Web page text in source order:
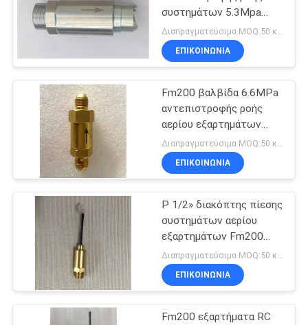
PRIVACY
POLICY
κουζίνα
Καθαρό σύστημα
καταστολής
πυρκαγιάς
πρακτόρων
5
Σύστημα
καταστολής
πυρκαγιάς του CO2
19
συστημάτων 5.3Mpa
FM200 αποτρέπει
Backflow του
πυροσβυστικού
Διαπραγματεύσιμα MOQ:50 κομμάτια
ΕΠΙΚΟΙΝΩΝΊΑ
Fm200 βαλβίδα 6.6MPa
αντεπιστροφής ροής
αερίου εξαρτημάτων
πυροσβεστήρων
συστημάτων
καταστολής πυρκαγιάς
ΕΠΙΚΟΙΝΩΝΊΑ
Ρ 1/2» διακόπτης πίεσης
συστημάτων αερίου
εξαρτημάτων Fm200
πυροσβεστήρων 5.3MPa
ΕΠΙΚΟΙΝΩΝΊΑ
Fm200 εξαρτήματα RC